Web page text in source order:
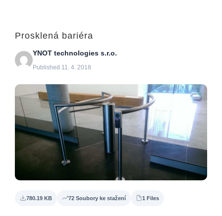
Prosklená bariéra
YNOT technologies s.r.o.
Published 11. 4. 2018
780.19 KB 72 Soubory ke stažení 1 Files